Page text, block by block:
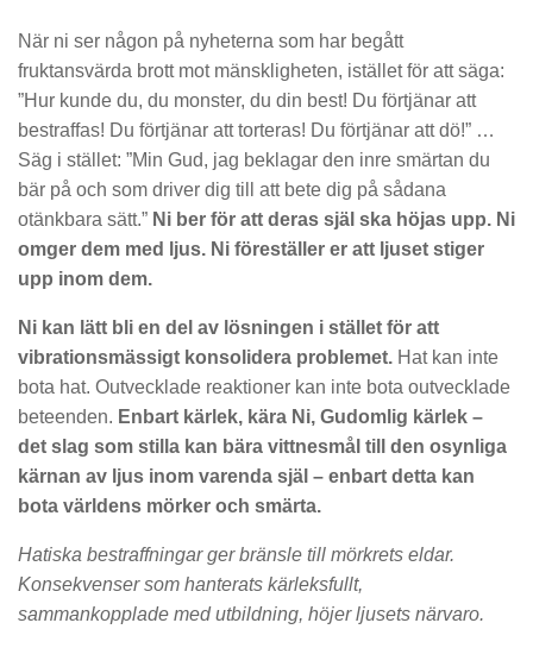
När ni ser någon på nyheterna som har begått
fruktansvärda brott mot mänskligheten, istället för att säga:
”Hur kunde du, du monster, du din best! Du förtjänar att
bestraffas! Du förtjänar att torteras! Du förtjänar att dö!” …
Säg i stället: ”Min Gud, jag beklagar den inre smärtan du
bär på och som driver dig till att bete dig på sådana
otänkbara sätt.” Ni ber för att deras själ ska höjas upp. Ni
omger dem med ljus. Ni föreställer er att ljuset stiger
upp inom dem.
Ni kan lätt bli en del av lösningen i stället för att
vibrationsmässigt konsolidera problemet. Hat kan inte
bota hat. Outvecklade reaktioner kan inte bota outvecklade
beteenden. Enbart kärlek, kära Ni, Gudomlig kärlek –
det slag som stilla kan bära vittnesmål till den osynliga
kärnan av ljus inom varenda själ – enbart detta kan
bota världens mörker och smärta.
Hatiska bestraffningar ger bränsle till mörkrets eldar.
Konsekvenser som hanterats kärleksfullt,
sammankopplade med utbildning, höjer ljusets närvaro.